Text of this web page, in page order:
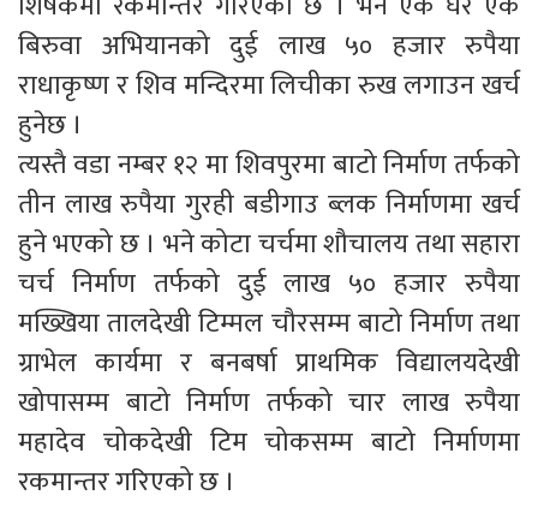
बिरुवा अभियानको दुई लाख ५० हजार रुपैया
राधाकृष्ण र शिव मन्दिरमा लिचीका रुख लगाउन खर्च
हुनेछ ।
त्यस्तै वडा नम्बर १२ मा शिवपुरमा बाटो निर्माण तर्फको
तीन लाख रुपैया गुरही बडीगाउ ब्लक निर्माणमा खर्च
हुने भएको छ । भने कोटा चर्चमा शौचालय तथा सहारा
चर्च निर्माण तर्फको दुई लाख ५० हजार रुपैया
मख्खिया तालदेखी टिम्मल चौरसम्म बाटो निर्माण तथा
ग्राभेल कार्यमा र बनबर्षा प्राथमिक विद्यालयदेखी
खोपासम्म बाटो निर्माण तर्फको चार लाख रुपैया
महादेव चोकदेखी टिम चोकसम्म बाटो निर्माणमा
रकमान्तर गरिएको छ ।